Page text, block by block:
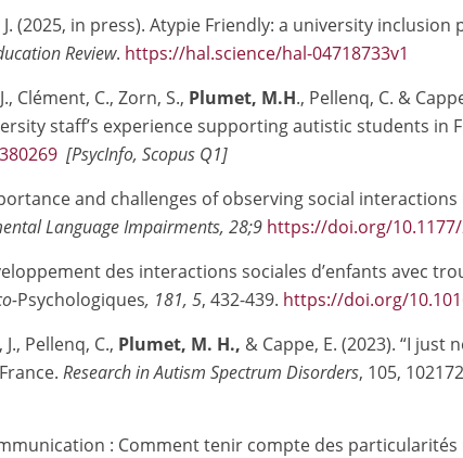
J. (2025, in press). Atypie Friendly: a university
Review. https://hal.science/hal-04718733v1
Clément, C., Zorn, S., Plumet, M.H., Pellenq, C. &
staff’s experience supporting autistic students in
[PsycInfo, Scopus Q1]
and challenges of observing social
Language Impairments, 28;9 https://doi.org/10.1177/
des interactions sociales d’enfants avec
Psychologiques, 181, 5, 432-439. https://doi.org/
Pellenq, C., Plumet, M. H., & Cappe, E. (2023). “I
Research in Autism Spectrum Disorders, 105,
: Comment tenir compte des